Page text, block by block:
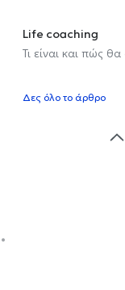
Life coaching
Τι είναι και πώς
Δες όλο το άρθρο